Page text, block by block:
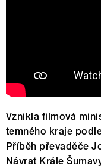
Vznikla filmová
temného kraje
Příběh převaděče
Návrat Krále